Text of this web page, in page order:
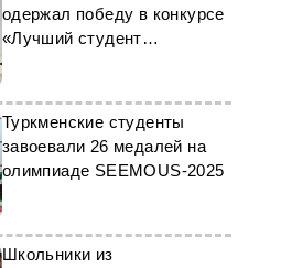
одержал победу в конкурсе
«Лучший студент
Центральной Азии»
Туркменские студенты
завоевали 26 медалей на
олимпиаде SEEMOUS-2025
Школьники из